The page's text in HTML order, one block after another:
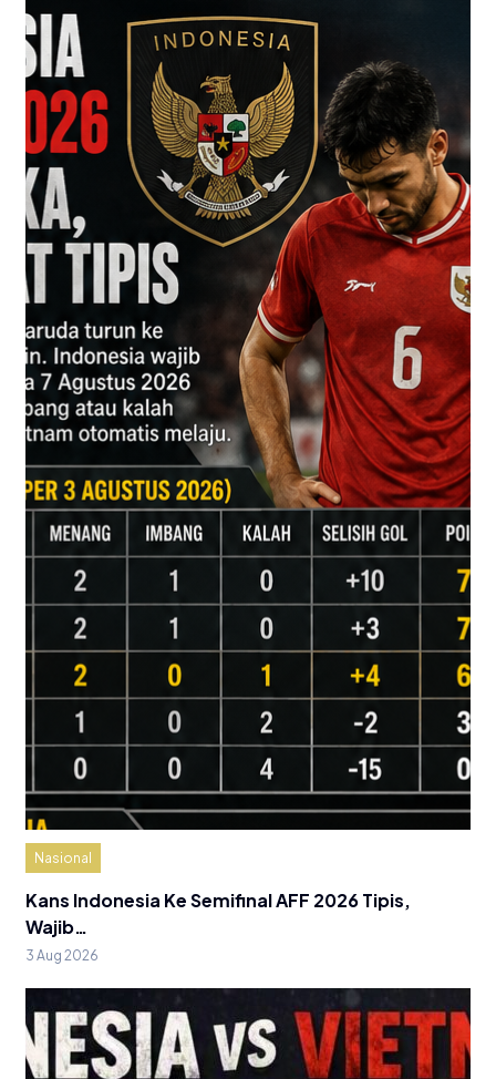
Nasional
Kans Indonesia Ke Semifinal AFF 2026 Tipis,
Wajib…
3 Aug 2026